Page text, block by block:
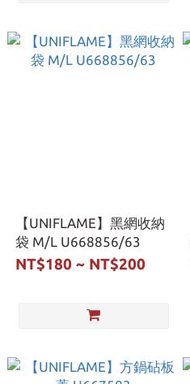
【UNIFLAME】黑網收納
袋 M/L U668856/63
NT$180 ~ NT$200